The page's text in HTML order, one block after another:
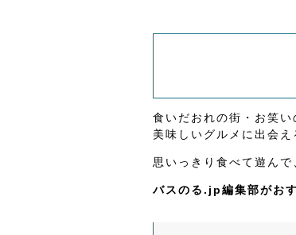
食いだおれの街・お笑い
美味しいグルメに出会
思いっきり食べて遊ん
バスのる.jp編集部がお